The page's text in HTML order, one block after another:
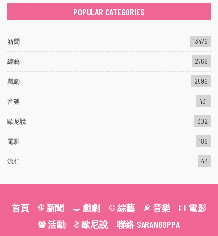
POPULAR CATEGORIES
新聞 13476
綜藝 2769
戲劇 2596
音樂 431
歐尼說 302
電影 186
流行 43
首頁 新聞 戲劇 綜藝 音樂
電影
活動
歐尼說 聯絡 SARANGOPPA